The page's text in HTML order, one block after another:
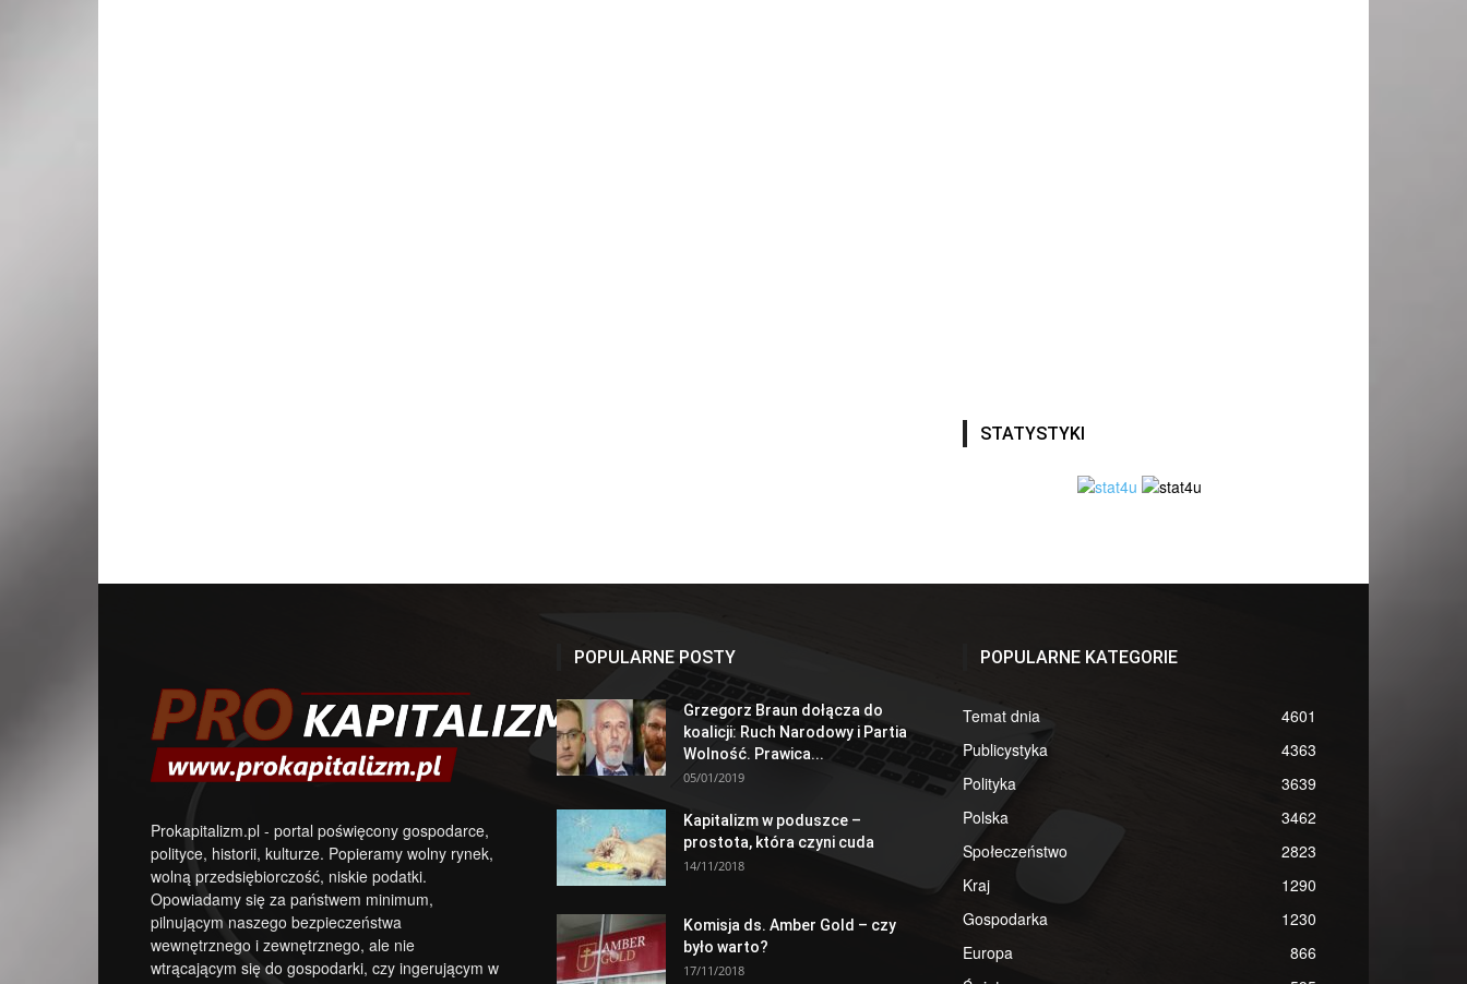
STATYSTYKI
Prokapitalizm.pl - portal poświęcony gospodarce,
polityce, historii, kulturze. Popieramy wolny rynek,
wolną przedsiębiorczość, niskie podatki.
Opowiadamy się za państwem minimum,
pilnującym naszego bezpieczeństwa
wewnętrznego i zewnętrznego, ale nie
wtrącającym się do gospodarki, czy ingerującym w
POPULARNE POSTY
Grzegorz Braun dołącza do
koalicji: Ruch Narodowy i Partia
Wolność. Prawica...
05/01/2019
Kapitalizm w poduszce –
prostota, która czyni cuda
14/11/2018
Komisja ds. Amber Gold – czy
było warto?
17/11/2018
POPULARNE KATEGORIE
Temat dnia
4601
Publicystyka
4363
Polityka
3639
Polska
3462
Społeczeństwo
2823
Kraj
1290
Gospodarka
1230
Europa
866